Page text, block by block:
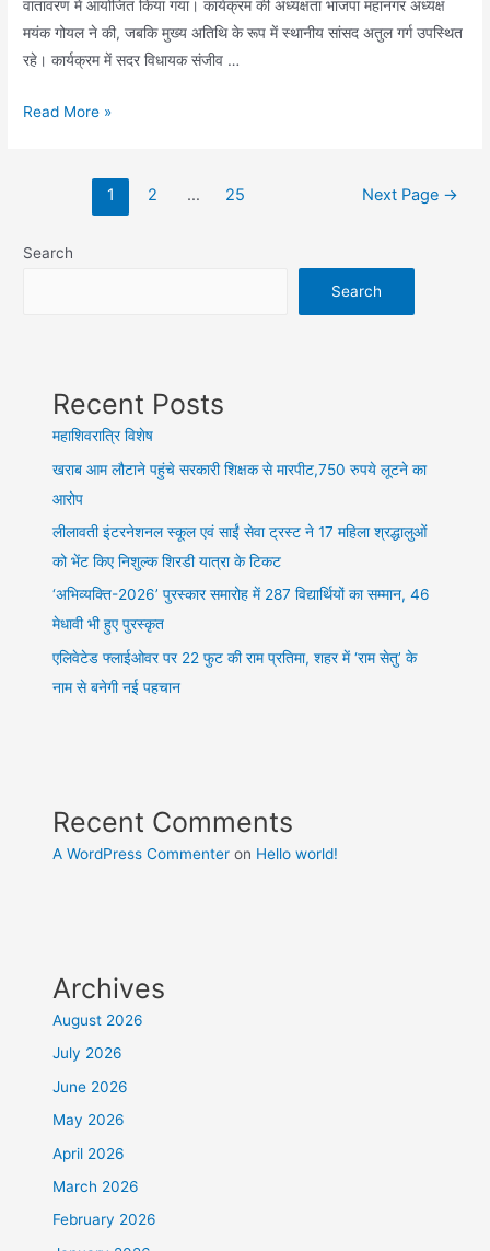
वातावरण में आयोजित किया गया। कार्यक्रम की अध्यक्षता भाजपा महानगर अध्यक्ष
मयंक गोयल ने की, जबकि मुख्य अतिथि के रूप में स्थानीय सांसद अतुल गर्ग उपस्थित
रहे। कार्यक्रम में सदर विधायक संजीव …
भाजपा
में
Read More »
1 2 … 25 Next Page →
Search
Search
Recent Posts
महाशिवरात्रि विशेष
खराब आम लौटाने पहुंचे सरकारी शिक्षक से मारपीट,750 रुपये लूटने का
आरोप
लीलावती इंटरनेशनल स्कूल एवं साईं सेवा ट्रस्ट ने 17 महिला श्रद्धालुओं
को भेंट किए निशुल्क शिरडी यात्रा के टिकट
‘अभिव्यक्ति-2026’ पुरस्कार समारोह में 287 विद्यार्थियों का सम्मान, 46
मेधावी भी हुए पुरस्कृत
एलिवेटेड फ्लाईओवर पर 22 फुट की राम प्रतिमा, शहर में ‘राम सेतु’ के
नाम से बनेगी नई पहचान
Recent Comments
A WordPress Commenter on Hello world!
Archives
August 2026
July 2026
June 2026
May 2026
April 2026
March 2026
February 2026